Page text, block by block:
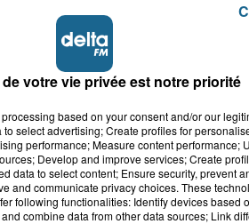
allé
Disparition
Cappelle-la-
41 ans...
votre vie privée est notre priorité
based on your consent and/or our
select advertising; Create profiles for
performance; Measure content performance;
Develop and improve services; Create
data to select content; Ensure security, prevent
and communicate privacy choices. These
following functionalities: Identify devices based
combine data from other data sources; Link